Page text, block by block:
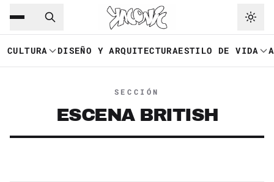
Saltar al contenido principal
CULTURA DISEÑO Y ARQUITECTURAESTILO DE VIDA
SECCIÓN
ESCENA BRITISH